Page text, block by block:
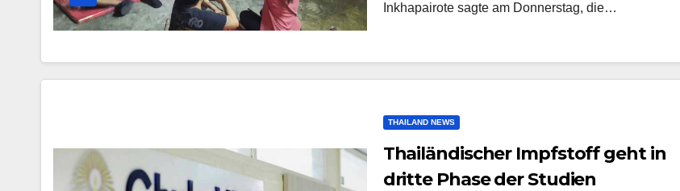
Inkhapairote sagte am Donnerstag, die…
THAILAND NEWS
Thailändischer Impfstoff geht in
dritte Phase der Studien